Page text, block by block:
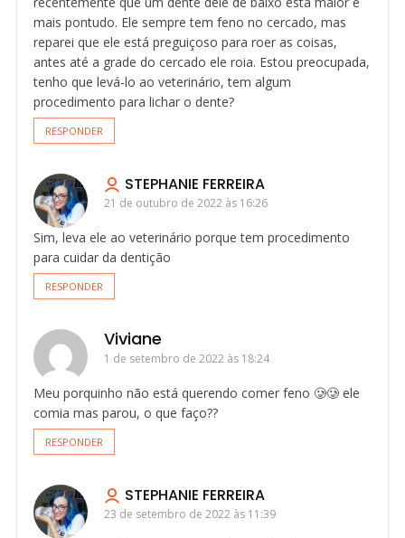
mais pontudo. Ele sempre tem feno no cercado, mas
reparei que ele está preguiçoso para roer as coisas,
antes até a grade do cercado ele roia. Estou preocupada,
tenho que levá-lo ao veterinário, tem algum
procedimento para lichar o dente?
RESPONDER
STEPHANIE FERREIRA
21 de outubro de 2022 às 16:26
Sim, leva ele ao veterinário porque tem procedimento
para cuidar da dentição
RESPONDER
Viviane
1 de setembro de 2022 às 18:24
Meu porquinho não está querendo comer feno 🥲🥲 ele
comia mas parou, o que faço??
RESPONDER
STEPHANIE FERREIRA
23 de setembro de 2022 às 11:39